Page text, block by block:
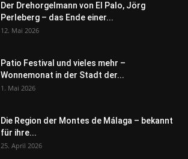
Der Drehorgelmann von El Palo, Jörg
Perleberg – das Ende einer...
12. Mai 2026
Patio Festival und vieles mehr –
Wonnemonat in der Stadt der...
1. Mai 2026
Die Region der Montes de Málaga – bekannt
für ihre...
25. April 2026